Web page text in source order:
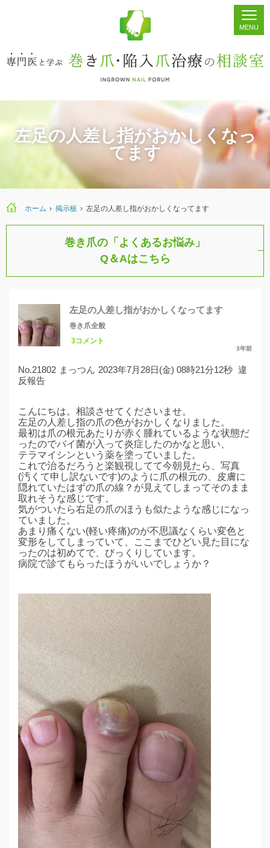
ホーム シェア 掲示板 検索
左足の人差し指がおかしくなっ
てます
ホーム › › 左足の人差し指がおかしくなってます
巻き爪の「よくあるお悩み」
Q＆Aはこちら
左足の人差し指がおかしくなってます
巻き爪全般
3コメント
3年前
No.21802 まっつん 2023年7月28日(金) 08時21分12秒 違
反報告
こんにちは。相談させてくださいませ。
左足の人差し指の爪の色がおかしくなりました。
最初は爪の根元あたりが赤く腫れているような状態だ
ったのでバイ菌が入って炎症したのかなと思い、
テラマイシンという薬を塗っていました。
これで治るだろうと楽観視してて今朝見たら、写真
(汚くて申し訳ないです)のように爪の根元の、皮膚に
隠れていたはずの爪の線？が見えてしまってそのまま
取れそうな感じです。
気がついたら右足の爪のほうも似たような感じになっ
ていました。
あまり痛くない(軽い疼痛)のが不思議なくらい変色と
変形をしてしまっていて、ここまでひどい見た目にな
ったのは初めてで、びっくりしています。
病院で診てもらったほうがいいでしょうか？